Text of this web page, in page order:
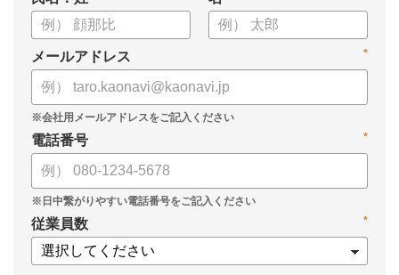
*
メールアドレス
*
電話番号
*
従業員数